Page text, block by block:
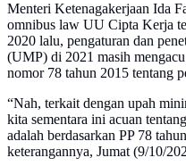
Menteri Ketenagakerjaan Ida
omnibus law UU Cipta Kerja
2020 lalu, pengaturan dan
(UMP) di 2021 masih
nomor 78 tahun 2015 tentang
“Nah, terkait dengan upah
kita sementara ini acuan
adalah berdasarkan PP 78
keterangannya, Jumat (9/10/